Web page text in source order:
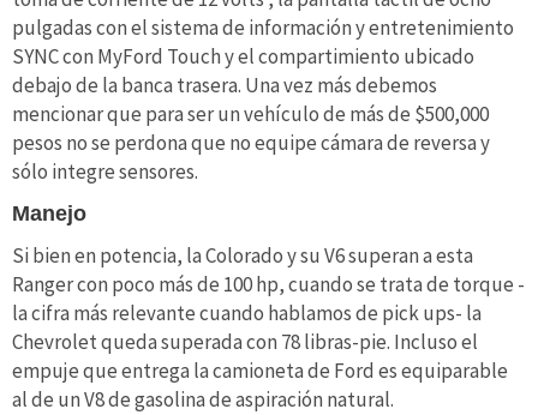
pulgadas con el sistema de información y entretenimiento
SYNC con MyFord Touch y el compartimiento ubicado
debajo de la banca trasera. Una vez más debemos
mencionar que para ser un vehículo de más de $500,000
pesos no se perdona que no equipe cámara de reversa y
sólo integre sensores.
Manejo
Si bien en potencia, la Colorado y su V6 superan a esta
Ranger con poco más de 100 hp, cuando se trata de torque -
la cifra más relevante cuando hablamos de pick ups- la
Chevrolet queda superada con 78 libras-pie. Incluso el
empuje que entrega la camioneta de Ford es equiparable
al de un V8 de gasolina de aspiración natural.